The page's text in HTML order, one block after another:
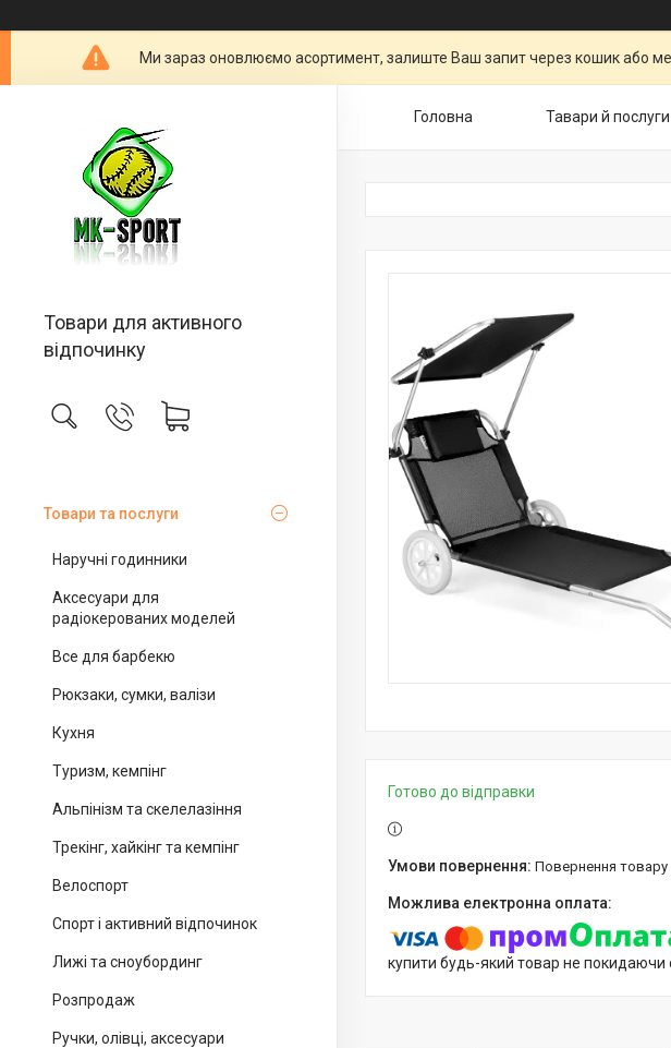
Ми зараз оновлюємо асортимент, залиште Ваш запит через кошик або
Товари для активного
відпочинку
Товари та послуги
Наручні годинники
Аксесуари для
радіокерованих моделей
Все для барбекю
Рюкзаки, сумки, валізи
Кухня
Туризм, кемпінг
Альпінізм та скелелазіння
Трекінг, хайкінг та кемпінг
Велоспорт
Спорт і активний відпочинок
Лижі та сноубординг
Розпродаж
Ручки, олівці, аксесуари
Головна Тавари й послуги
Готово до відправки
повернення
купити будь-який товар не покидаючи